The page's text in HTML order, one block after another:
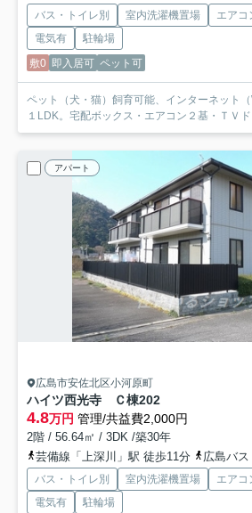
バス・トイレ別 室内洗濯機置場 エアコ
電気有
駐輪場
敷0 即入居可 ペット可
ペット（犬・猫）飼育可能、インターネット
１LDK。宅配ボックス・エアコン２基・ＴＶド
アパート
広島市安佐北区小河原町
ハイツ西光寺 Ｃ棟202
4.8万円 管理/共益費2,000円
2階 / 56.64㎡ / 3DK /築30年
芸備線「上深川」駅 徒歩11分
広島バス「住
バス・トイレ別 室内洗濯機置場 エアコ
電気有
駐輪場